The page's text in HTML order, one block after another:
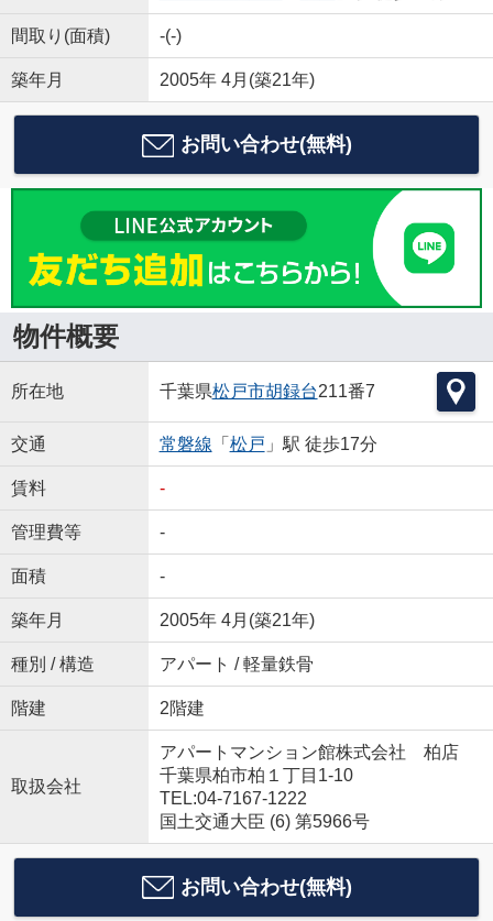
間取り(面積) -(-)
築年月 2005年 4月(築21年)
お問い合わせ(無料)
物件概要
所在地 千葉県松戸市胡録台211番7
交通 常磐線 「 松戸 」駅 徒歩17分
賃料 -
管理費等 -
面積 -
築年月 2005年 4月(築21年)
種別 / 構造 アパート / 軽量鉄骨
階建 2階建
取扱会社
アパートマンション館株式会社 柏店
千葉県柏市柏１丁目1-10
TEL:04-7167-1222
国土交通大臣 (6) 第5966号
お問い合わせ(無料)